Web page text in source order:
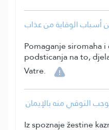
أسباب الوقاية من عذاب
Pomaganje siromaha
podsticanja na to,
Vatre.
التوقي منه بالإيمان
Iz spoznaje žestine